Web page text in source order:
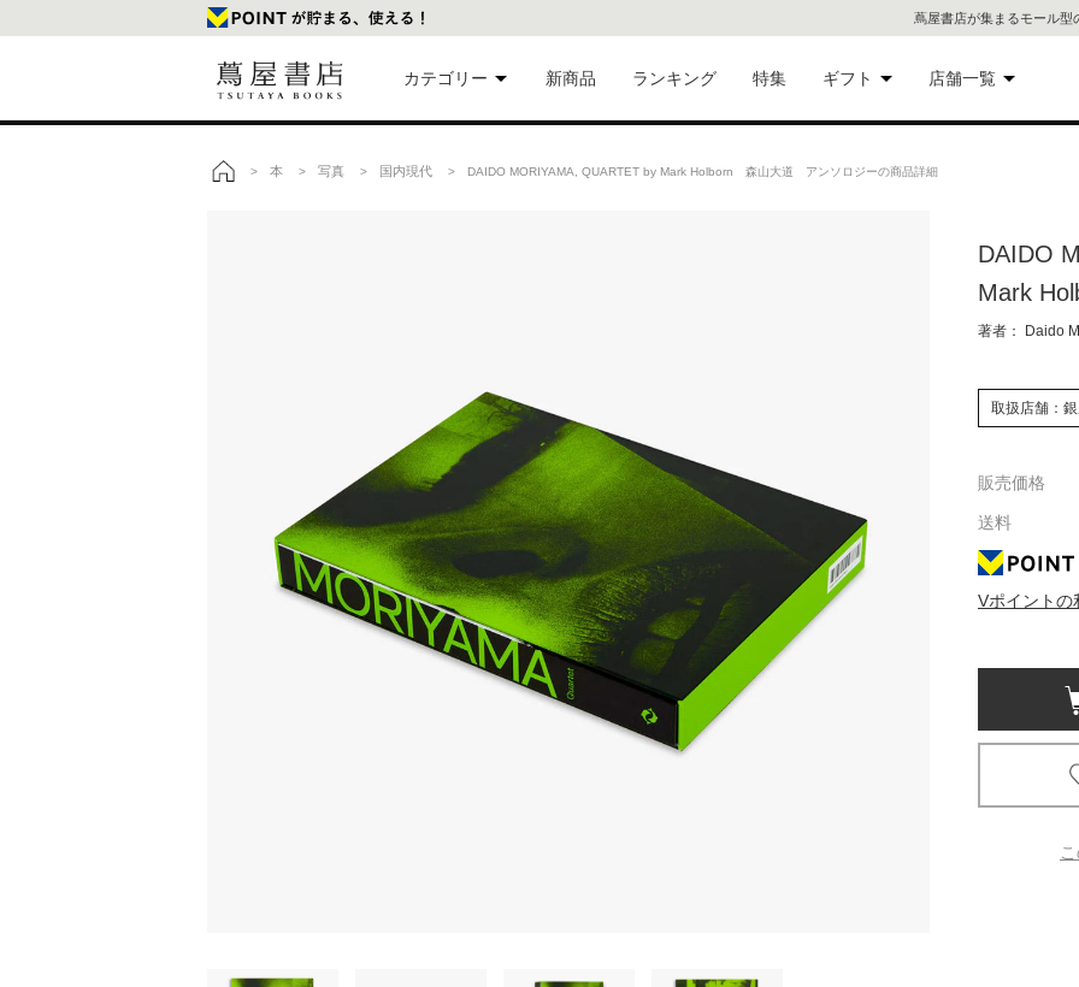
蔦屋書店が集まるモール型
カテゴリー
美術品
文具
雑貨
家電
食品
新商品 ランキング 特集 ギフト
ギフトにおすすめ
店舗一覧
代官
屋書
書店
六本
京都
京都
> 本 > 写真 > 国内現代 > DAIDO MORIYAMA, QUARTET by Mark Holborn 森山大道 アンソロジーの商品詳細
DAIDO
Mark
著者： Daido
取扱店舗：
販売価格
送料
Vポイントの